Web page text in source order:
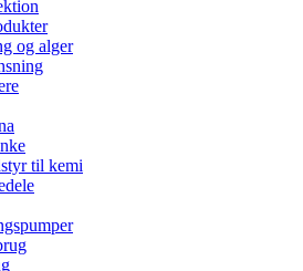
og alger
til kemi